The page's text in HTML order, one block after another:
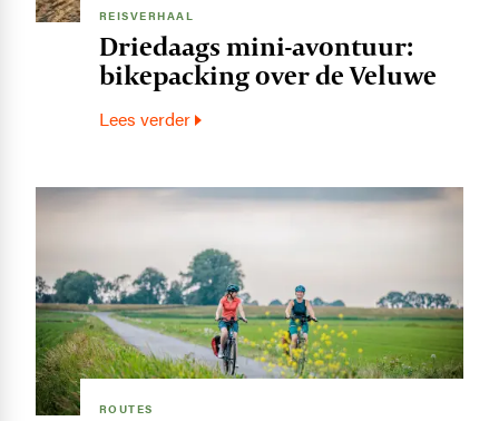
REISVERHAAL
Driedaags mini-avontuur:
bikepacking over de Veluwe
Lees verder
Image
ROUTES